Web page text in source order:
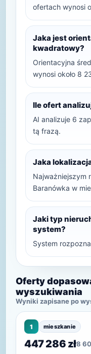
ofertach wynosi
Jaka jest
kwadratowy?
Orientacyjna
wynosi około 8
Ile ofert
AI analizuje 6
tą frazą.
Jaka
Najważniejszym
Baranówka w
Jaki typ
system?
System
Oferty
wyszukiwania
Wyniki zapisane po
1 mieszkanie
447 286 zł8